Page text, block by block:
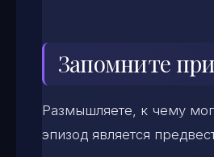
Запомните
Размышляете, к чему
эпизод является